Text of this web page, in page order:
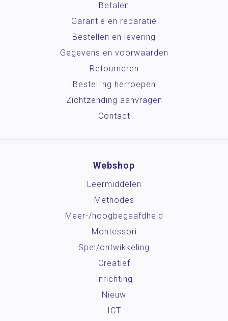
Betalen
Garantie en reparatie
Bestellen en levering
Gegevens en voorwaarden
Retourneren
Bestelling herroepen
Zichtzending aanvragen
Contact
Webshop
Leermiddelen
Methodes
Meer-/hoog­begaafdheid
Montessori
Spel/ontwikkeling
Creatief
Inrichting
Nieuw
ICT